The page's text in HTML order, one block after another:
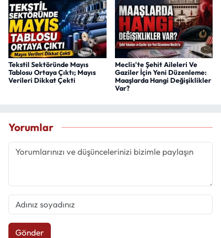
Tekstil Sektöründe Mayıs
Tablosu Ortaya Çıktı; Mayıs
Verileri Dikkat Çekti
Meclis'te Şehit Aileleri Ve
Gaziler İçin Yeni Düzenleme:
Maaşlarda Hangi Değişiklikler
Var?
Yorumlar
Gönder